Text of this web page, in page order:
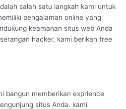
salah satu langkah kami untuk
pengalaman online yang
keamanan situs web Anda
hacker, kami berikan free
bangun memberikan exprience
situs Anda. kami